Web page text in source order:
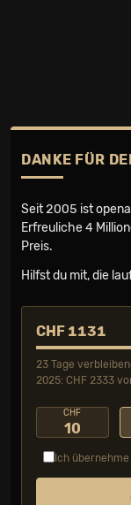
DANKE FÜR
Seit 2005 ist
Erfreuliche 4
Preis.
Hilfst du mit, die
CHF 1131
23 Tage
2025: CHF 2333
CHF
10
Ich